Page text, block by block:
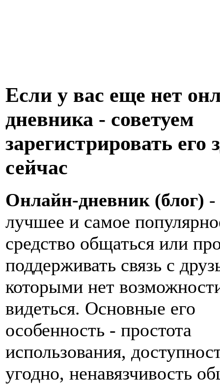
Если у вас еще нет
дневника - советуем
зарегистрировать его
сейчас
Онлайн-дневник (блог) -
лучшее и самое
средство общаться или
поддерживать связь с
которыми нет
видеться. Основные его
особенность - простота
использования,
угодно, ненавязчивость